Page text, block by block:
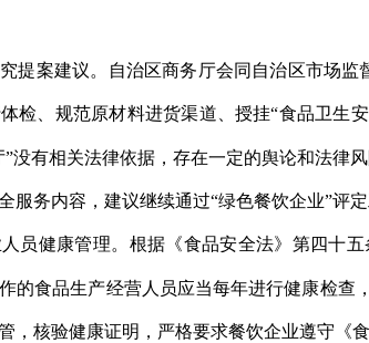
究提案建议。自治区商务厅会同自治区市场
检、规范原材料进货渠道、授挂“食品卫生
没有相关法律依据，存在一定的舆论和法律
服务内容，建议继续通过“绿色餐饮企业”评
人员健康管理。根据《食品安全法》第四十
的食品生产经营人员应当每年进行健康检
，核验健康证明，严格要求餐饮企业遵守《